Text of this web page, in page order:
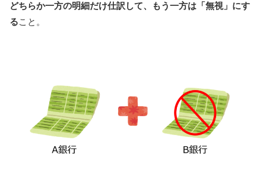
どちらか一方の明細だけ仕訳して、もう一方は「無視」にす
ること。